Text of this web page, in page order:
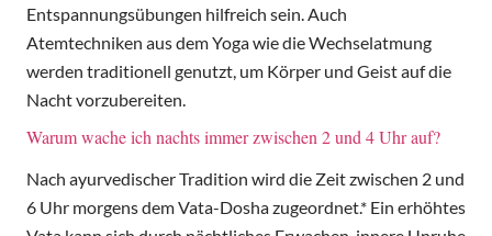
Entspannungsübungen hilfreich sein. Auch
Atemtechniken aus dem Yoga wie die Wechselatmung
werden traditionell genutzt, um Körper und Geist auf die
Nacht vorzubereiten.
Warum wache ich nachts immer zwischen 2 und 4 Uhr auf?
Nach ayurvedischer Tradition wird die Zeit zwischen 2 und
6 Uhr morgens dem Vata-Dosha zugeordnet.* Ein erhöhtes